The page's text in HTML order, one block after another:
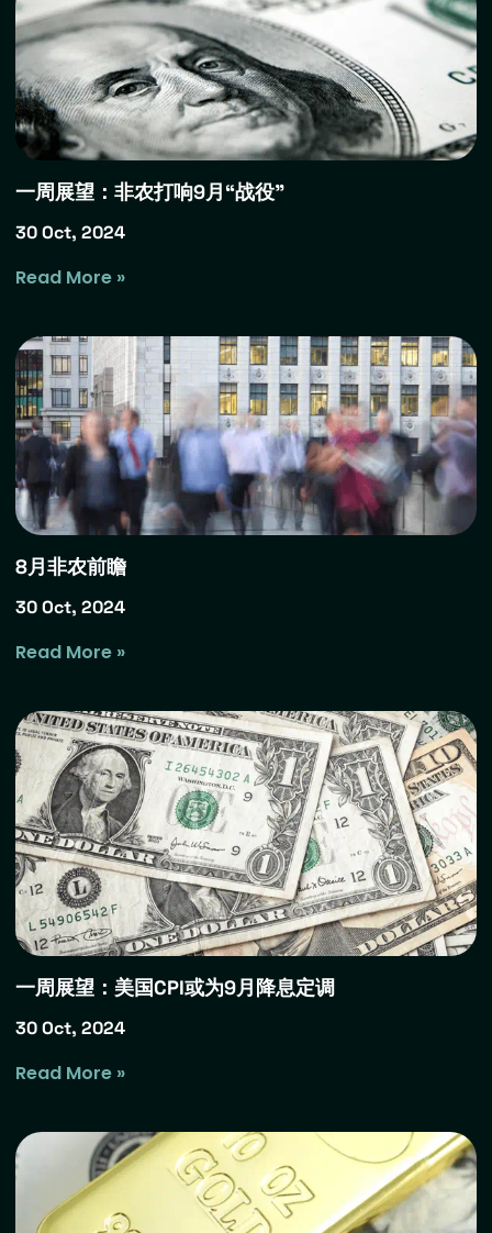
一周展望：非农打响9月“战役”
30 Oct, 2024
Read More »
8月非农前瞻
30 Oct, 2024
Read More »
一周展望：美国CPI或为9月降息定调
30 Oct, 2024
Read More »